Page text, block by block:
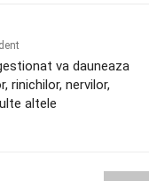
va dauneaza
rinichilor, nervilor,
altele